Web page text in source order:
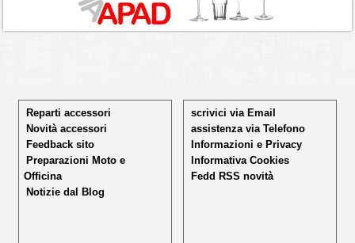
Reparti accessori
Novità accessori
Feedback sito
Preparazioni Moto e
Officina
Notizie dal Blog
scrivici via Email
assistenza via Telefono
Informazioni e Privacy
Informativa Cookies
Fedd RSS novità